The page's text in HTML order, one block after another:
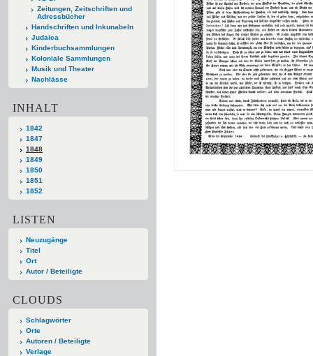
Zeitungen, Zeitschriften und
Adressbücher
Handschriften und Inkunabeln
Judaica
Kinderbuchsammlungen
Koloniale Sammlungen
Musik und Theater
Nachlässe
INHALT
1842
1847
1848
1849
1850
1851
1852
LISTEN
Neuzugänge
Titel
Ort
Autor / Beteiligte
CLOUDS
Schlagwörter
Orte
Autoren / Beteiligte
Verlage